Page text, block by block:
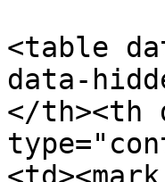
<table
data-
</th><th